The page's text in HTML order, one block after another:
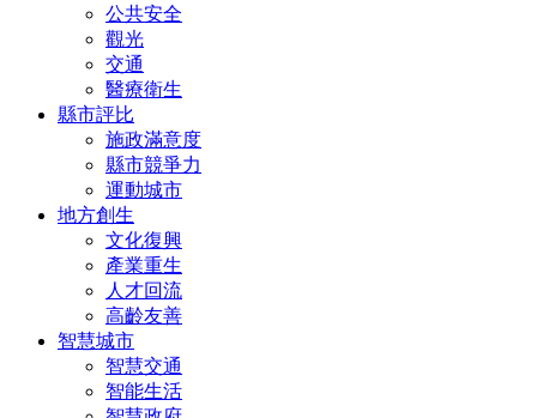
公共安全
觀光
交通
醫療衛生
縣市評比
施政滿意度
縣市競爭力
運動城市
地方創生
文化復興
產業重生
人才回流
高齡友善
智慧城市
智慧交通
智能生活